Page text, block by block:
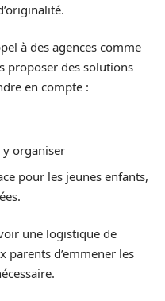
à des agences comme
proposer des solutions
en compte :
y organiser
pour les jeunes enfants,
une logistique de
parents d’emmener les